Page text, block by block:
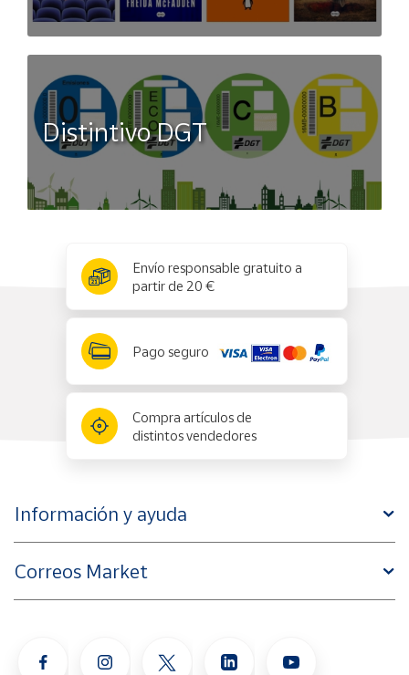
Distintivo DGT
Envío responsable gratuito a
partir de 20 €
Pago seguro
Compra artículos de
distintos vendedores
Información y ayuda
Correos Market